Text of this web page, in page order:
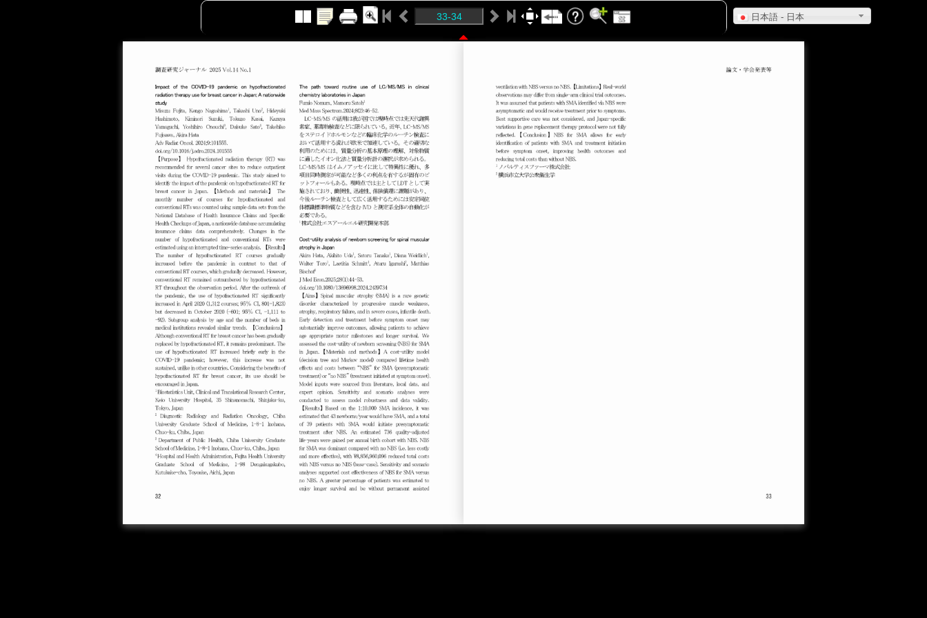
日本語 - 日本